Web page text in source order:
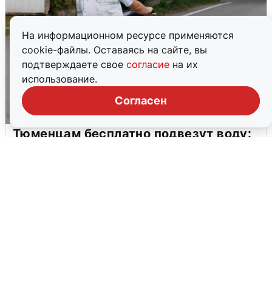
На информационном ресурсе применяются
cookie-файлы. Оставаясь на сайте, вы
подтверждаете свое согласие на их
использование.
Согласен
Тюменцам бесплатно подвезут воду: